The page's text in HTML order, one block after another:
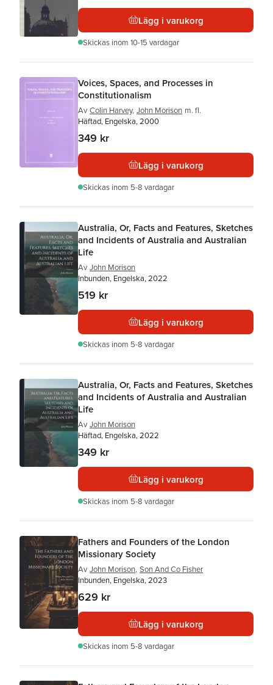
Lägg i varukorg
Skickas inom 10-15 vardagar
Voices, Spaces, and Processes in
Constitutionalism
Av Colin Harvey, John Morison m. fl.
Häftad, Engelska, 2000
349 kr
Lägg i varukorg
Skickas inom 5-8 vardagar
Australia, Or, Facts and Features, Sketches
and Incidents of Australia and Australian
Life
Av John Morison
Inbunden, Engelska, 2022
519 kr
Lägg i varukorg
Skickas inom 5-8 vardagar
Australia, Or, Facts and Features, Sketches
and Incidents of Australia and Australian
Life
Av John Morison
Häftad, Engelska, 2022
349 kr
Lägg i varukorg
Skickas inom 5-8 vardagar
Fathers and Founders of the London
Missionary Society
Av John Morison, Son And Co Fisher
Inbunden, Engelska, 2023
629 kr
Lägg i varukorg
Skickas inom 5-8 vardagar